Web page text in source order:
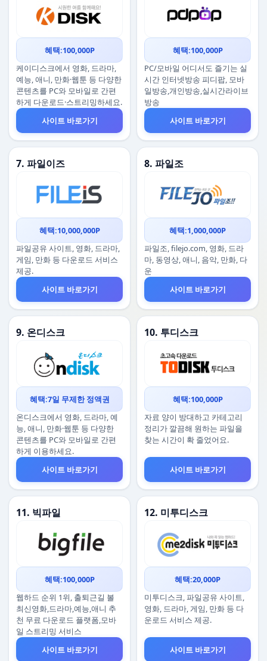
혜택:100,000P
케이디스크에서 영화, 드라마,
예능, 애니, 만화·웹툰 등 다양한
콘텐츠를 PC와 모바일로 간편
하게 다운로드·스트리밍하세요.
사이트 바로가기
혜택:100,000P
PC/모바일 어디서도 즐기는 실
시간 인터넷방송 피디팝, 모바
일방송,개인방송,실시간라이브
방송
사이트 바로가기
7. 파일이즈
혜택:10,000,000P
파일공유 사이트, 영화, 드라마,
게임, 만화 등 다운로드 서비스
제공.
사이트 바로가기
8. 파일조
혜택:1,000,000P
파일조, filejo.com, 영화, 드라
마, 동영상, 애니, 음악, 만화, 다
운
사이트 바로가기
9. 온디스크
혜택:7일 무제한 정액권
온디스크에서 영화, 드라마, 예
능, 애니, 만화·웹툰 등 다양한
콘텐츠를 PC와 모바일로 간편
하게 이용하세요.
사이트 바로가기
10. 투디스크
혜택:100,000P
자료 양이 방대하고 카테고리
정리가 깔끔해 원하는 파일을
찾는 시간이 확 줄었어요.
사이트 바로가기
11. 빅파일
혜택:100,000P
웹하드 순위 1위, 출퇴근길 볼
최신영화,드라마,예능,애니 추
천 무료 다운로드 플랫폼,모바
일 스트리밍 서비스
사이트 바로가기
12. 미투디스크
혜택:20,000P
미투디스크, 파일공유 사이트,
영화, 드라마, 게임, 만화 등 다
운로드 서비스 제공.
사이트 바로가기